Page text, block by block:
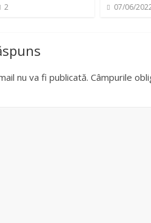
2 07/06/
nu va fi publicată. Câmpurile